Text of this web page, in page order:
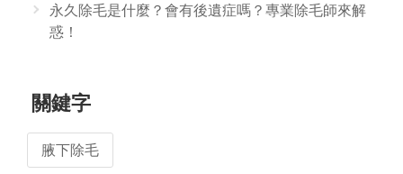
永久除毛是什麼？會有後遺症嗎？專業除毛師來解
惑！
關鍵字
腋下除毛